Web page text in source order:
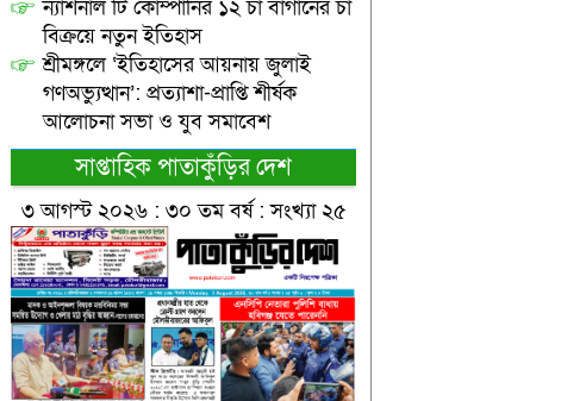
ন্যাশনাল টি কোম্পানির ১২ চা বাগানের চা
বিক্রয়ে নতুন ইতিহাস
শ্রীমঙ্গলে ‘ইতিহাসের আয়নায় জুলাই
গণঅভ্যুত্থান’: প্রত্যাশা-প্রাপ্তি শীর্ষক
আলোচনা সভা ও যুব সমাবেশ
সাপ্তাহিক পাতাকুঁড়ির দেশ
৩ আগস্ট ২০২৬ : ৩০ তম বর্ষ : সংখ্যা ২৫